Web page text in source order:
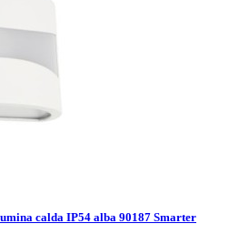
calda IP54 alba 90187 Smarter